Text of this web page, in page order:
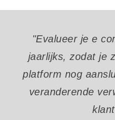
"Evalueer je e
jaarlijks, zodat je
platform nog
veranderende